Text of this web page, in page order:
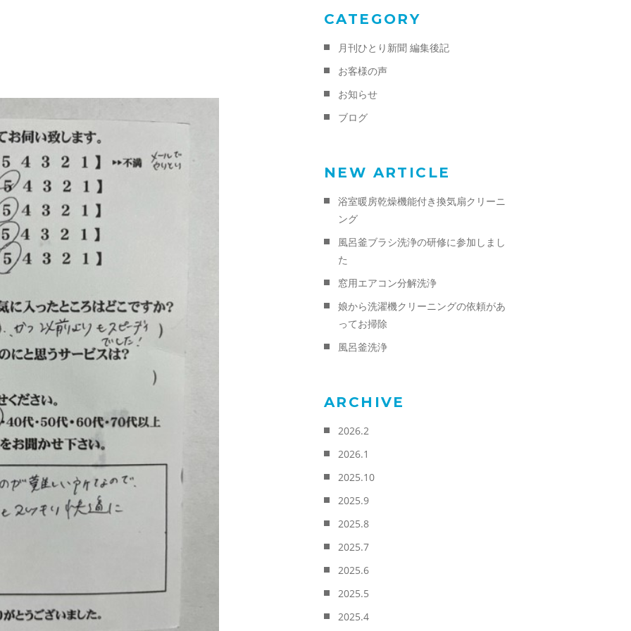
CATEGORY
月刊ひとり新聞 編集後記
お客様の声
お知らせ
ブログ
NEW ARTICLE
浴室暖房乾燥機能付き換気扇クリーニ
ング
風呂釜ブラシ洗浄の研修に参加しまし
た
窓用エアコン分解洗浄
娘から洗濯機クリーニングの依頼があ
ってお掃除
風呂釜洗浄
ARCHIVE
2026.2
2026.1
2025.10
2025.9
2025.8
2025.7
2025.6
2025.5
2025.4